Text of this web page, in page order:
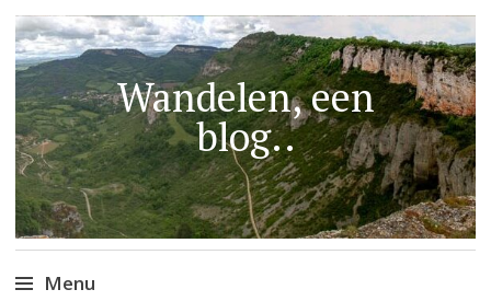
Wandelen, een
blog..
Menu